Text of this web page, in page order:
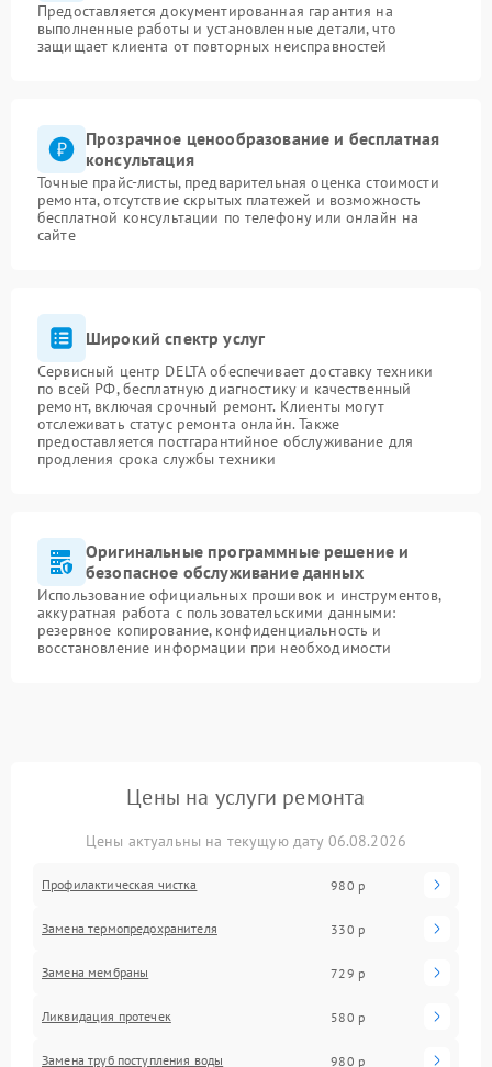
Предоставляется документированная гарантия на
выполненные работы и установленные детали, что
защищает клиента от повторных неисправностей
Прозрачное ценообразование и бесплатная
консультация
Точные прайс-листы, предварительная оценка стоимости
ремонта, отсутствие скрытых платежей и возможность
бесплатной консультации по телефону или онлайн на
сайте
Широкий спектр услуг
Сервисный центр DELTA обеспечивает доставку техники
по всей РФ, бесплатную диагностику и качественный
ремонт, включая срочный ремонт. Клиенты могут
отслеживать статус ремонта онлайн. Также
предоставляется постгарантийное обслуживание для
продления срока службы техники
Оригинальные программные решение и
безопасное обслуживание данных
Использование официальных прошивок и инструментов,
аккуратная работа с пользовательскими данными:
резервное копирование, конфиденциальность и
восстановление информации при необходимости
Цены на услуги ремонта
Цены актуальны на текущую дату 06.08.2026
Профилактическая чистка 980 р
Замена термопредохранителя 330 р
Замена мембраны 729 р
Ликвидация протечек 580 р
Замена труб поступления воды 980 р